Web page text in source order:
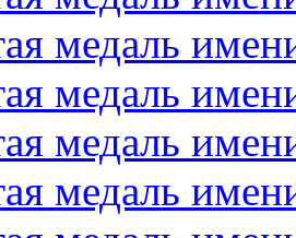
медаль
медаль
медаль
медаль